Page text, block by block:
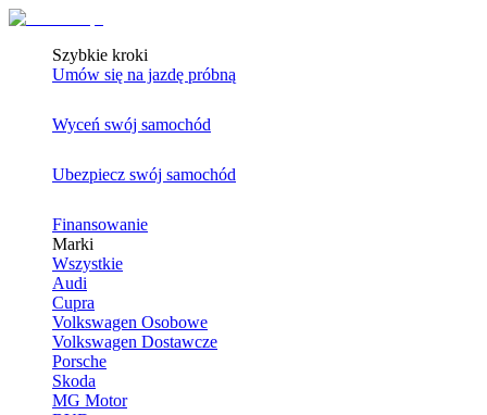
Szybkie kroki
Umów się na jazdę próbną
Wyceń swój samochód
Ubezpiecz swój samochód
Finansowanie
Marki
Wszystkie
Audi
Cupra
Volkswagen Osobowe
Volkswagen Dostawcze
Porsche
Skoda
MG Motor